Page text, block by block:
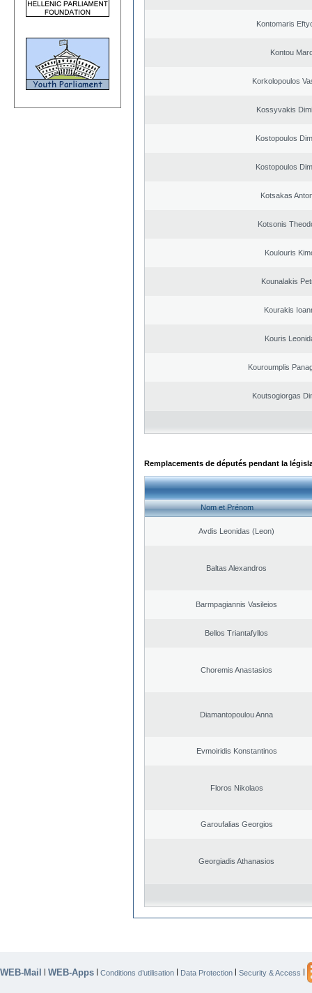
Kontomaris
Kontou
Korkolopoulos
Kossyvakis
Kostopoulos
Kostopoulos
Kotsakas
Kotsonis
Koulouris
Kounalakis
Kourakis
Kouris
Kouroumplis
Koutsogiorgas
Remplacements de députés pendant la
Nom et Prénom
Avdis Leonidas (Leon)
Baltas Alexandros
Barmpagiannis Vasileios
Bellos Triantafyllos
Choremis Anastasios
Diamantopoulou Anna
Evmoiridis Konstantinos
Floros Nikolaos
Garoufalias Georgios
Georgiadis Athanasios
WEB-Mail | WEB-Apps | Conditions d’utilisation | Data Protection | Security & Access |